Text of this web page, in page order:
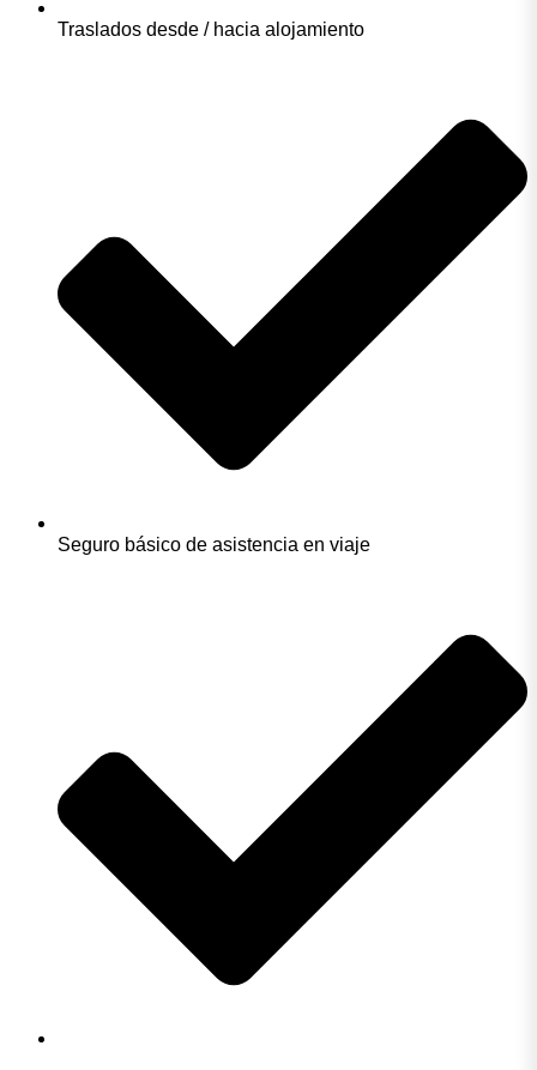
Traslados desde / hacia alojamiento
Seguro básico de asistencia en viaje